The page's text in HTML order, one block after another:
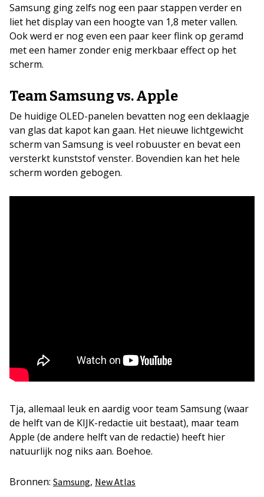
Samsung ging zelfs nog een paar stappen verder en
liet het display van een hoogte van 1,8 meter vallen.
Ook werd er nog even een paar keer flink op geramd
met een hamer zonder enig merkbaar effect op het
scherm.
Team Samsung vs. Apple
De huidige OLED-panelen bevatten nog een deklaagje
van glas dat kapot kan gaan. Het nieuwe lichtgewicht
scherm van Samsung is veel robuuster en bevat een
versterkt kunststof venster. Bovendien kan het hele
scherm worden gebogen.
Tja, allemaal leuk en aardig voor team Samsung (waar
de helft van de KIJK-redactie uit bestaat), maar team
Apple (de andere helft van de redactie) heeft hier
natuurlijk nog niks aan. Boehoe.
Bronnen: Samsung, New Atlas